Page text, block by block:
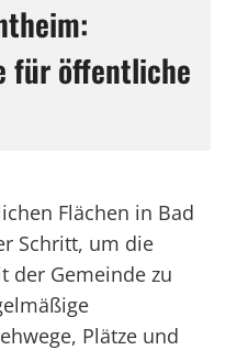
für öffentliche
Flächen in Bad
Schritt, um die
der Gemeinde zu
Plätze und